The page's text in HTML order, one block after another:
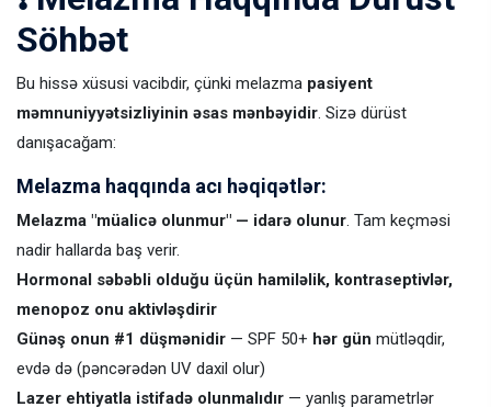
Söhbət
Bu hissə xüsusi vacibdir, çünki melazma pasiyent
məmnuniyyətsizliyinin əsas mənbəyidir . Sizə dürüst
danışacağam:
Melazma haqqında acı həqiqətlər:
Melazma "müalicə olunmur" — idarə olunur . Tam keçməsi
nadir hallarda baş verir.
Hormonal səbəbli olduğu üçün hamiləlik, kontraseptivlər,
menopoz onu aktivləşdirir
Günəş onun #1 düşmənidir — SPF 50+ hər gün mütləqdir,
evdə də (pəncərədən UV daxil olur)
Lazer ehtiyatla istifadə olunmalıdır — yanlış parametrlər